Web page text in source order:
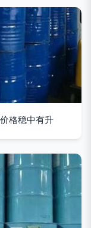
格稳中有升